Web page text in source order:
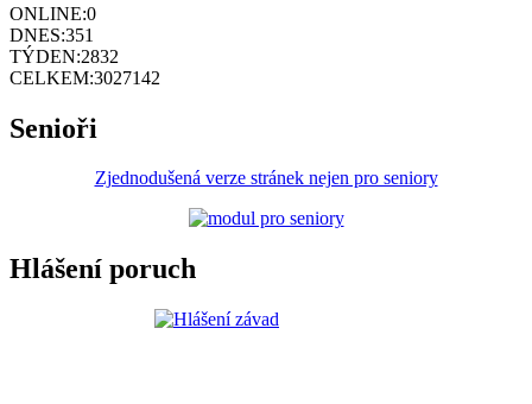
ONLINE:0
DNES:351
TÝDEN:2832
CELKEM:3027142
Senioři
Zjednodušená verze stránek nejen pro seniory
Hlášení poruch